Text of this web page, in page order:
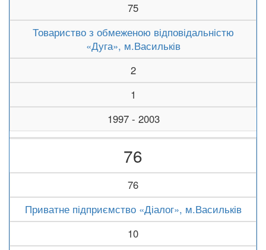
75
Товариство з обмеженою відповідальністю
«Дуга», м.Васильків
2
1
1997 - 2003
76
76
Приватне підприємство «Діалог», м.Васильків
10